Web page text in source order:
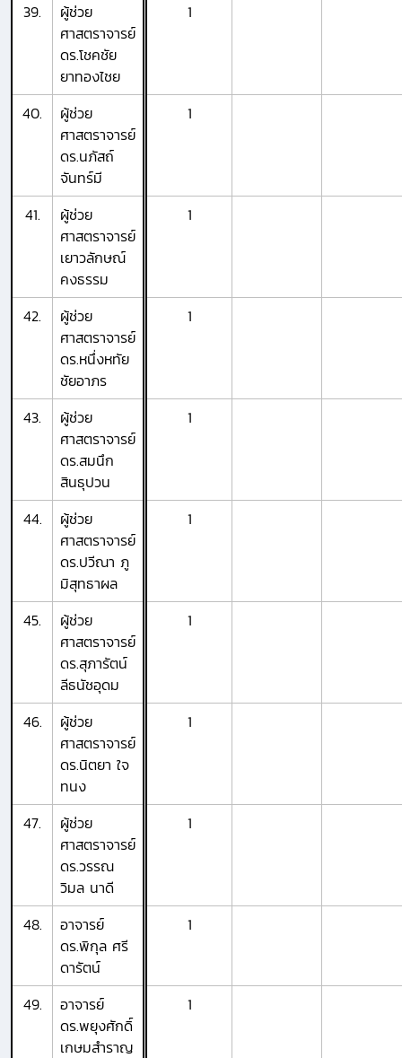
39.
ผู้ช่วย
ศาสตราจารย์
ดร.โชคชัย
ยาทองไชย
1
40.
ผู้ช่วย
ศาสตราจารย์
ดร.นภัสถ์
จันทร์มี
1
41.
ผู้ช่วย
ศาสตราจารย์
เยาวลักษณ์
คงธรรม
1
42.
ผู้ช่วย
ศาสตราจารย์
ดร.หนึ่งหทัย
ชัยอาภร
1
43.
ผู้ช่วย
ศาสตราจารย์
ดร.สมนึก
สินธุปวน
1
44.
ผู้ช่วย
ศาสตราจารย์
ดร.ปวีณา ภู
มิสุทธาผล
1
45.
ผู้ช่วย
ศาสตราจารย์
ดร.สุภารัตน์
ลีธนัชอุดม
1
46.
ผู้ช่วย
ศาสตราจารย์
ดร.นิตยา ใจ
ทนง
1
47.
ผู้ช่วย
ศาสตราจารย์
ดร.วรรณ
วิมล นาดี
1
48.
อาจารย์
ดร.พิกุล ศรี
ดารัตน์
1
49.
อาจารย์
ดร.พยุงศักดิ์
เกษมสำราญ
1